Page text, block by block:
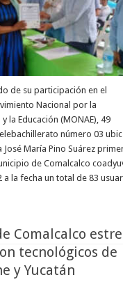
de su participación en el
Nacional por la
la Educación (MONAE), 49
número 03
José María Pino Suárez
de Comalcalco
a la fecha un total de 83
Comalcalco
tecnológicos de
y Yucatán